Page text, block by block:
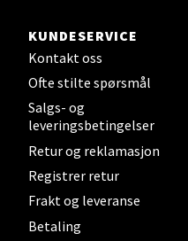
KUNDESERVICE
Kontakt oss
Ofte stilte spørsmål
Salgs- og
leveringsbetingelser
Retur og reklamasjon
Registrer retur
Frakt og leveranse
Betaling
Leirvik - Stord
Torgbakken 2, 5401
Åpent i dag 10-17
0 i butikk